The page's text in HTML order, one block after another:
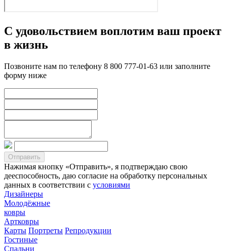
С удовольствием воплотим ваш проект
в жизнь
Позвоните нам по телефону 8 800 777-01-63 или заполните
форму ниже
Нажимая кнопку «Отправить», я подтверждаю свою
дееспособность, даю согласие на обработку персональных
данных в соответствии с условиями
Дизайнеры
Молодёжные
ковры
Артковры
Карты Портреты Репродукции
Гостиные
Спальни